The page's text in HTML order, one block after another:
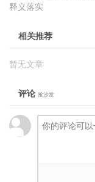
释义落实
相关推荐
暂无文章
评论 抢沙发